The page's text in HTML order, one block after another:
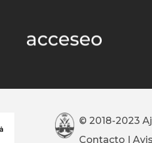
© 2018-2023
Contacto |